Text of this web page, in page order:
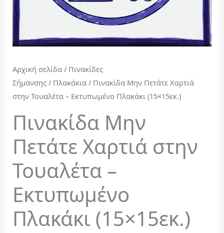
Αρχική σελίδα/ Πινακίδες
Σήμανσης/ Πλακάκια/ Πινακίδα Μην Πετάτε Χαρτιά
στην Τουαλέτα – Εκτυπωμένο Πλακάκι (15×15εκ.)
Πινακίδα Μην
Πετάτε Χαρτιά στην
Τουαλέτα –
Εκτυπωμένο
Πλακάκι (15×15εκ.)